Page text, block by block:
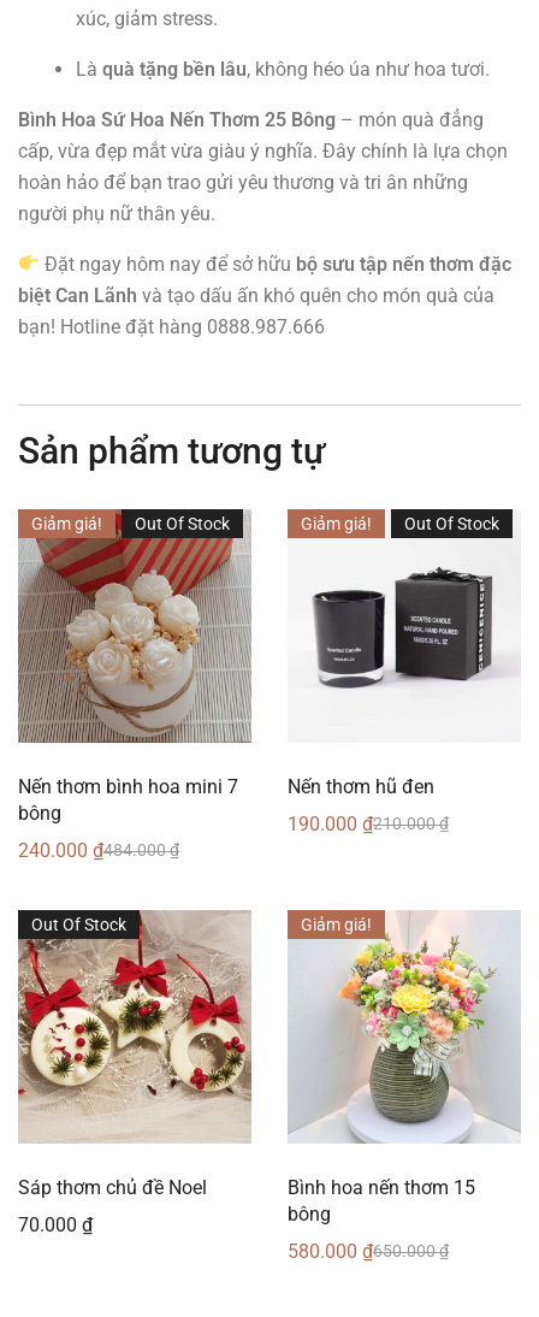
xúc, giảm stress.
Là quà tặng bền lâu, không héo úa như hoa tươi.
Bình Hoa Sứ Hoa Nến Thơm 25 Bông – món quà đẳng
cấp, vừa đẹp mắt vừa giàu ý nghĩa. Đây chính là lựa chọn
hoàn hảo để bạn trao gửi yêu thương và tri ân những
người phụ nữ thân yêu.
Đặt ngay hôm nay để sở hữu bộ sưu tập nến thơm đặc
biệt Can Lãnh và tạo dấu ấn khó quên cho món quà của
bạn! Hotline đặt hàng 0888.987.666
Sản phẩm tương tự
Giảm giá! Out Of Stock
Nến thơm bình hoa mini 7
bông
484.000₫
240.000 ₫
Giảm giá! Out Of Stock
Nến thơm hũ đen
210.000₫
190.000 ₫
Out Of Stock
Sáp thơm chủ đề Noel
70.000 ₫
Giảm giá!
Bình hoa nến thơm 15
bông
650.000₫
580.000 ₫